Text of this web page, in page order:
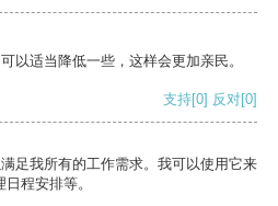
以适当降低一些，这样会更加亲民。
支持[0] 反对[0]
足我所有的工作需求。我可以使用它来
程安排等。